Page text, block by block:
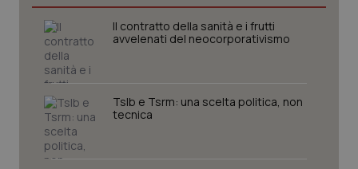
Il contratto della sanità e i frutti
avvelenati del neocorporativismo
Tslb e Tsrm: una scelta politica, non
tecnica
abilitandone funzionalità di base quali la navigazione sulle pagine e
l'accesso alle aree protette del sito. Il sito web non è in grado di
funzionare correttamente senza questi cookie.
VISITOR_PRIVACY_METADATA
YouTube
.youtube.com